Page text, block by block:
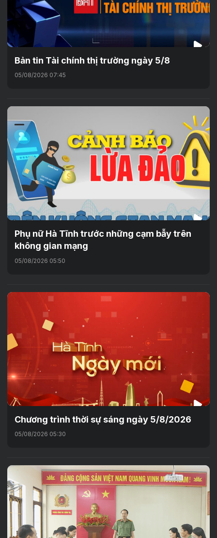
Bản tin Tài chính thị trường ngày 5/8
05/08/2026 07:45
Phụ nữ Hà Tĩnh trước những cạm bẫy trên
không gian mạng
05/08/2026 05:50
Chương trình thời sự sáng ngày 5/8/2026
05/08/2026 05:30